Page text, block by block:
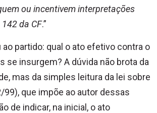
ou incentivem interpretações
da CF.”
ao partido: qual o ato efetivo contra o
se insurgem? A dúvida não brota da
mas da simples leitura da lei sobre
99), que impõe ao autor dessas
de indicar, na inicial, o ato